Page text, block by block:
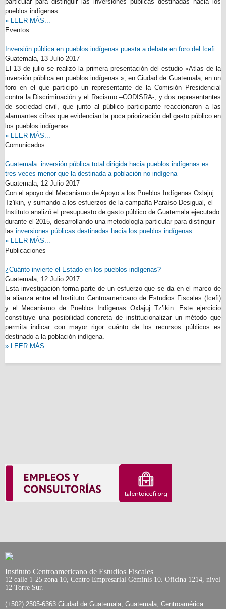
pueblos indígenas.
» LEER MÁS...
Eventos
Inversión pública en pueblos indígenas puesta a debate en foro del Icefi
Guatemala, 13 Julio 2017
El 13 de julio se realizó la primera presentación del estudio «Atlas de la
inversión pública en pueblos indígenas », en Ciudad de Guatemala, en un
foro en el que participó un representante de la Comisión Presidencial
contra la Discriminación y el Racismo –CODISRA-, y dos representantes
de sociedad civil, que junto al público participante reaccionaron a las
alarmantes cifras que evidencian la poca priorización del gasto público en
los pueblos indígenas.
» LEER MÁS...
Comunicados
Guatemala: inversión pública total dirigida hacia pueblos indígenas es
tres veces menor que la destinada a población no indígena
Guatemala, 12 Julio 2017
Con el apoyo del Mecanismo de Apoyo a los Pueblos Indígenas Oxlajuj
Tz'ikin, y sumando a los esfuerzos de la campaña Paraíso Desigual, el
Instituto analizó el presupuesto de gasto público de Guatemala ejecutado
durante el 2015, desarrollando una metodología particular para distinguir
las inversiones públicas destinadas hacia los pueblos indígenas
» LEER MÁS...
Publicaciones
¿Cuánto invierte el Estado en los pueblos indígenas?
Guatemala, 12 Julio 2017
Esta investigación forma parte de un esfuerzo que se da en el marco de
la alianza entre el Instituto Centroamericano de Estudios Fiscales (Icefi)
y el Mecanismo de Pueblos Indígenas Oxlajuj Tz’ikin. Este ejercicio
constituye una posibilidad concreta de institucionalizar un método que
permita indicar con mayor rigor cuánto de los recursos públicos es
destinado a la población indígena.
» LEER MÁS...
Instituto Centroamericano de Estudios Fiscales
12 calle 1-25 zona 10, Centro Empresarial Géminis 10. Oficina 1214, nivel
12 Torre Sur.
(+502) 2505-6363 Ciudad de Guatemala, Guatemala, Centroamérica